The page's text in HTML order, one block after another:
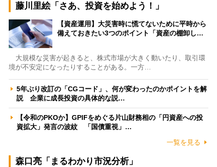
藤川里絵「さあ、投資を始めよう！」
【資産運用】大災害時に慌てないために平時から
備えておきたい3つのポイント「資産の棚卸し…
大規模な災害が起きると、株式市場が大きく動いたり、取引環
境が不安定になったりすることがある。一方…
5年ぶり改訂の「CGコード」、何が変わったのかポイントを解
説 企業に成長投資の具体的な説…
【令和のPKOか】GPIFをめぐる片山財務相の「円資産への投
資拡大」発言の波紋 「国債重視」…
一覧を見る
森口亮「まるわかり市況分析」